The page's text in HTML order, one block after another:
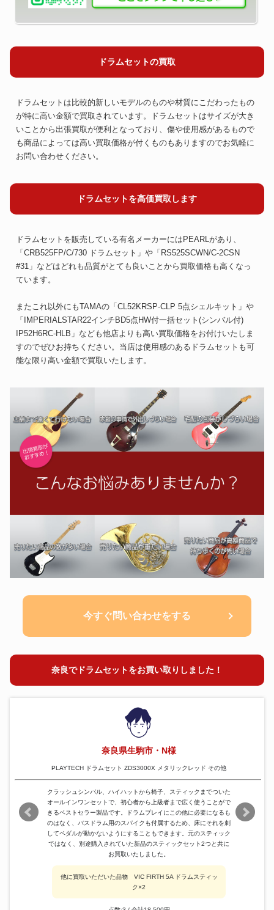
ドラムセットの買取
ドラムセットは比較的新しいモデルのものや材質にこだわったもの
が特に高い金額で買取されています。ドラムセットはサイズが大き
いことから出張買取が便利となっており、傷や使用感があるもので
も商品によっては高い買取価格が付くものもありますのでお気軽に
お問い合わせください。
ドラムセットを高価買取します
ドラムセットを販売している有名メーカーにはPEARLがあり、
「CRB525FP/C/730 ドラムセット」や「RS525SCWN/C-2CSN
#31」などはどれも品質がとても良いことから買取価格も高くなっ
ています。
またこれ以外にもTAMAの「CL52KRSP-CLP 5点シェルキット」や
「IMPERIALSTAR22インチBD5点HW付一括セット(シンバル付)
IP52H6RC-HLB」なども他店よりも高い買取価格をお付けいたしま
すのでぜひお持ちください。当店は使用感のあるドラムセットも可
能な限り高い金額で買取いたします。
今すぐ問い合わせをする
奈良でドラムセットをお買い取りしました！
奈良県生駒市・N様
PLAYTECH ドラムセット ZDS3000X メタリックレッド その他
クラッシュシンバル、ハイハットから椅子、スティックまでついた
オールインワンセットで、初心者から上級者まで広く使うことがで
きるベストセラー製品です。ドラムプレイにこの他に必要になるも
のはなく、バスドラム用のスパイクも付属するため、床にそれを刺
してペダルが動かないようにすることもできます。元のスティック
ではなく、別途購入されていた新品のスティックセット2つと共に
お買取いたしました。
他に買取いただいた品物 VIC FIRTH 5A ドラムスティッ
ク×2